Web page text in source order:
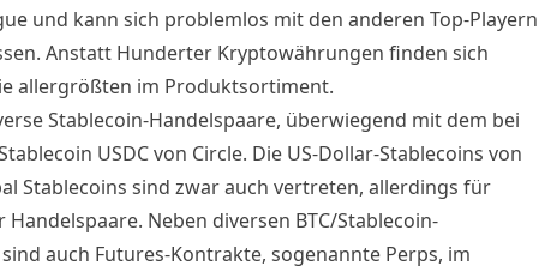
und kann sich problemlos mit den anderen Top-Playern
Anstatt Hunderter Kryptowährungen finden sich
allergrößten im Produktsortiment.
Stablecoin-Handelspaare, überwiegend mit dem bei
USDC von Circle. Die US-Dollar-Stablecoins von
Stablecoins sind zwar auch vertreten, allerdings für
Neben diversen BTC/Stablecoin-
auch Futures-Kontrakte, sogenannte Perps, im